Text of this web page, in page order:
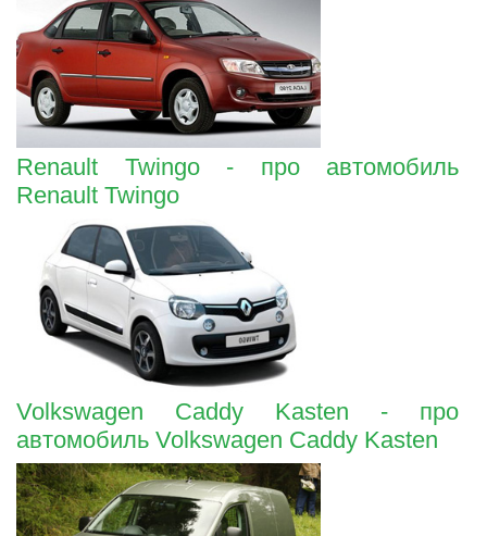
Renault Twingo - про автомобиль
Renault Twingo
Volkswagen Caddy Kasten - про
автомобиль Volkswagen Caddy Kasten